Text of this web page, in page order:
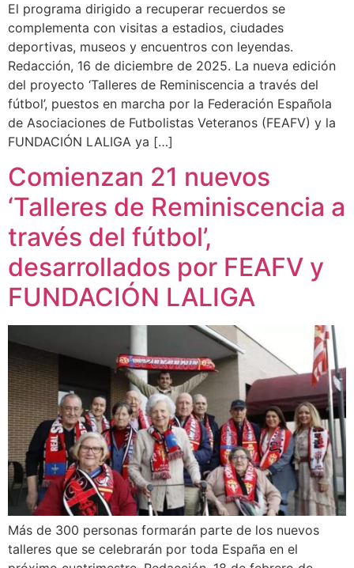
El programa dirigido a recuperar recuerdos se
complementa con visitas a estadios, ciudades
deportivas, museos y encuentros con leyendas.
Redacción, 16 de diciembre de 2025. La nueva edición
del proyecto ‘Talleres de Reminiscencia a través del
fútbol’, puestos en marcha por la Federación Española
de Asociaciones de Futbolistas Veteranos (FEAFV) y la
FUNDACIÓN LALIGA ya […]
Comienzan 21 nuevos
‘Talleres de Reminiscencia a
través del fútbol’,
desarrollados por FEAFV y
FUNDACIÓN LALIGA
Más de 300 personas formarán parte de los nuevos
talleres que se celebrarán por toda España en el